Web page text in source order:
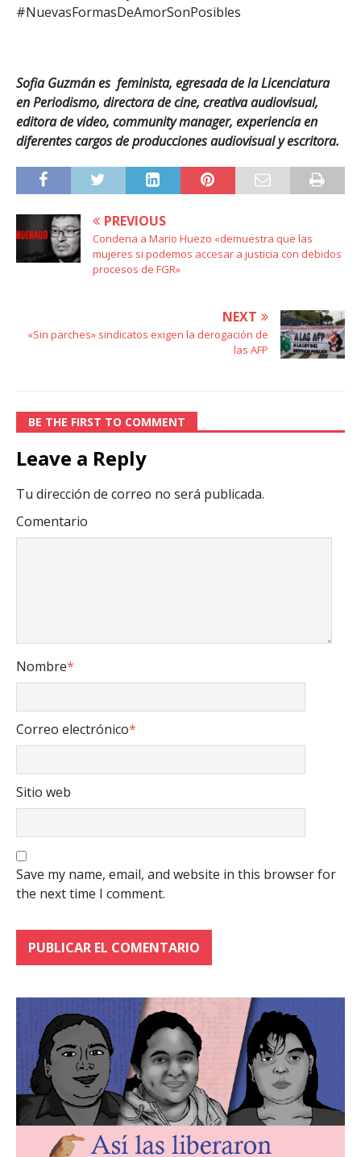
#NuevasFormasDeAmorSonPosibles
Sofia Guzmán es feminista, egresada de la Licenciatura
en Periodismo, directora de cine, creativa audiovisual,
editora de video, community manager, experiencia en
diferentes cargos de producciones audiovisual y escritora.
PREVIOUS
Condena a Mario Huezo «demuestra que las
mujeres si podemos accesar a justicia con debidos
procesos de FGR»
NEXT
«Sin parches» sindicatos exigen la derogación de
las AFP
BE THE FIRST TO COMMENT
Leave a Reply
Tu dirección de correo no será publicada.
Comentario
Nombre*
Correo electrónico*
Sitio web
Save my name, email, and website in this browser for
the next time I comment.